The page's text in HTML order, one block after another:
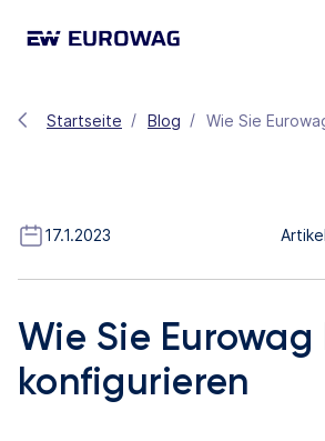
Startseite Blog Wie Sie
17.1.2023
Wie Sie Eurowag
konfigurieren